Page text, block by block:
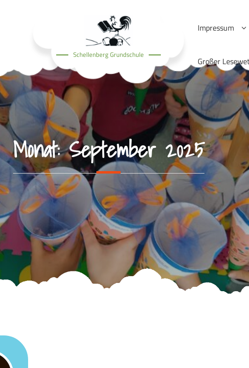
Schellenberg Grundschule
Impressum
Großer
Monat:September 2025